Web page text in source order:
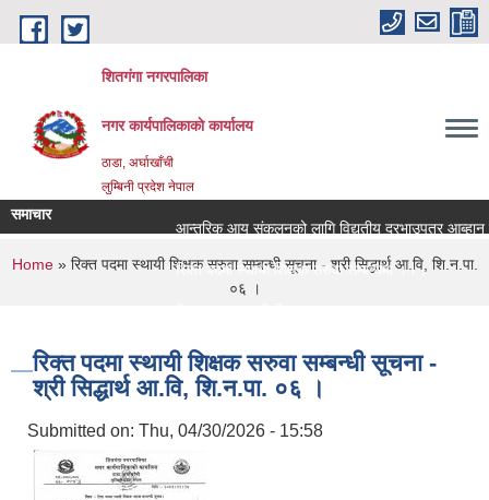
Skip to main content
शितगंगा नगरपालिका
नगर कार्यपालिकाकाे कार्यालय
ठाडा, अर्घाखाँची
लुम्बिनी प्रदेश नेपाल
समाचार
आन्तरिक आय संकलनको लागि विद्युतीय दरभाउपत्र आब्हान
रिक्त पदमा स्थायी शिक्षक सरुवा सम्बन्धमा ।।।
You are here
Home» रिक्त पदमा स्थायी शिक्षक सरुवा सम्बन्धी सूचना - श्री सिद्धार्थ आ.वि, शि.न.पा.
०६ ।
रिक्त पदमा स्थायी शिक्षक सरुवा सम्बन्धी सूचना -
श्री सिद्धार्थ आ.वि, शि.न.पा. ०६ ।
Submitted on: Thu, 04/30/2026 - 15:58